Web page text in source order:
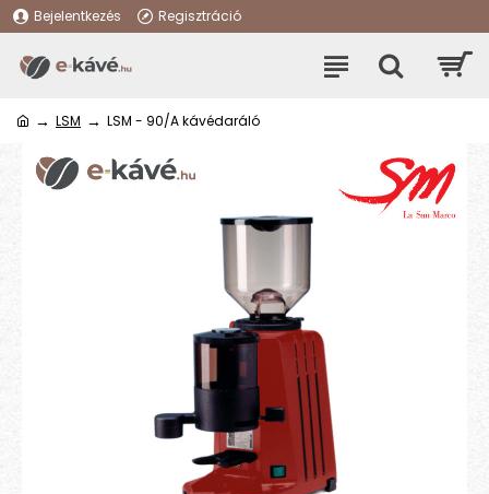
Bejelentkezés Regisztráció
LSM LSM - 90/A kávédaráló